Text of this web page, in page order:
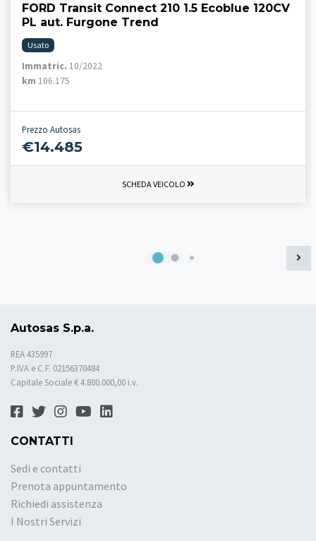
FORD Transit Connect 210 1.5 Ecoblue 120CV
PL aut. Furgone Trend
Usato
Immatric. 10/2022
km 106.175
Prezzo Autosas
€14.485
SCHEDA VEICOLO
Autosas S.p.a.
REA 435997
P.IVA e C.F. 02156370484
Capitale Sociale € 4.800.000,00 i.v.
CONTATTI
Sedi e contatti
Prenota appuntamento
Richiedi assistenza
I Nostri Servizi